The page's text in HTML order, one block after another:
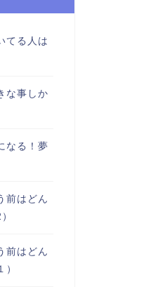
てる人は
な事しか
なる！夢
前はどん
前はどん